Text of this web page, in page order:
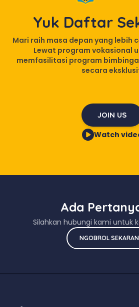
Yuk Daftar
Mari raih masa depan yang lebih
Lewat program vokasional
memfasilitasi program
secara
JOIN US
Watch
Ada
Silahkan hubungi kami untuk
NGOBROL